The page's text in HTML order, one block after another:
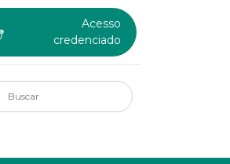
Acesso
credenciado